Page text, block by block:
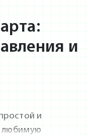
и
и
любимую